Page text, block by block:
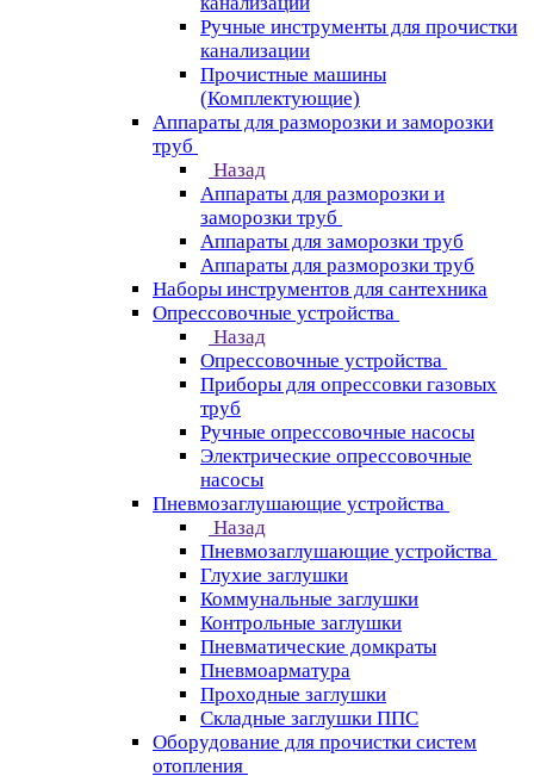
Ручные инструменты для прочистки
канализации
Прочистные машины
(Комплектующие)
Аппараты для разморозки и заморозки
труб
Назад
Аппараты для разморозки и
заморозки труб
Аппараты для заморозки труб
Аппараты для разморозки труб
Наборы инструментов для сантехника
Опрессовочные устройства
Назад
Опрессовочные устройства
Приборы для опрессовки газовых
труб
Ручные опрессовочные насосы
Электрические опрессовочные
насосы
Пневмозаглушающие устройства
Назад
Пневмозаглушающие устройства
Глухие заглушки
Коммунальные заглушки
Контрольные заглушки
Пневматические домкраты
Пневмоарматура
Проходные заглушки
Складные заглушки ППС
Оборудование для прочистки систем
отопления